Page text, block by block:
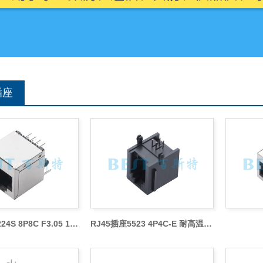
RJ45插座5224S 8P8C F3.05 1x1 RJ45插座5523 4P4C-E 耐高温PA66